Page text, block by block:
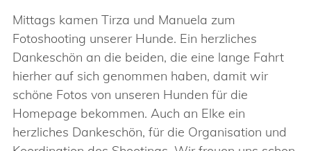
Mittags kamen Tirza und Manuela zum
Fotoshooting unserer Hunde. Ein herzliches
Dankeschön an die beiden, die eine lange Fahrt
hierher auf sich genommen haben, damit wir
schöne Fotos von unseren Hunden für die
Homepage bekommen. Auch an Elke ein
herzliches Dankeschön, für die Organisation und